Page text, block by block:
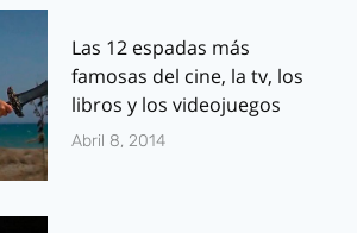
Las 12 espadas más
famosas del cine, la tv, los
libros y los videojuegos
Abril 8, 2014